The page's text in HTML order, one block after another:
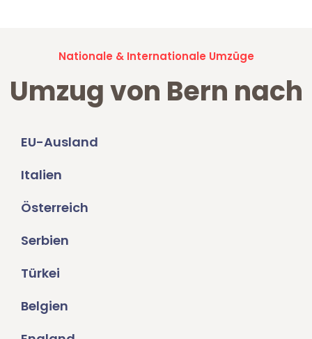
Nationale & Internationale Umzüge
Umzug von Bern nach
EU-Ausland
Italien
Österreich
Serbien
Türkei
Belgien